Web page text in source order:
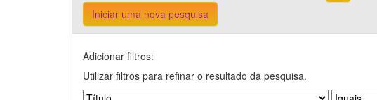
Iniciar uma nova pesquisa
Adicionar filtros:
Utilizar filtros para refinar o resultado da pesquisa.